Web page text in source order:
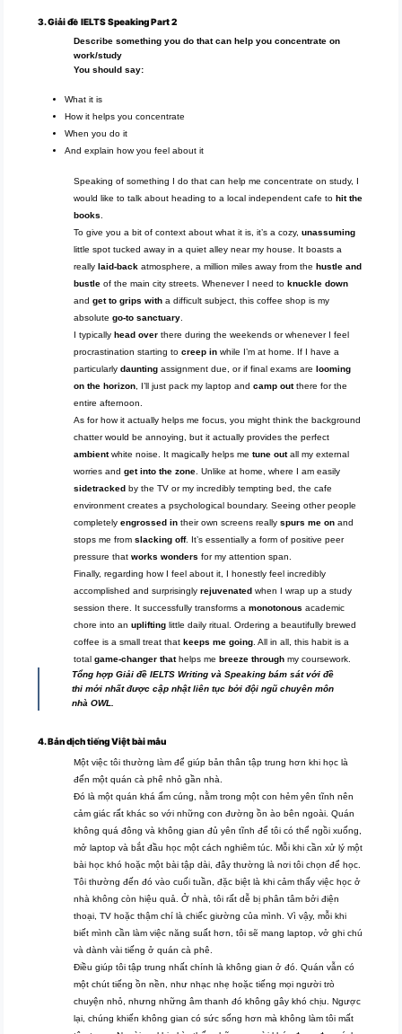
3. Giải đề IELTSSpeaking Part 2
Describe something you do that can help you concentrate on
work/study
You should say:
What it is
How it helps you concentrate
When you do it
And explain how you feel about it
Speaking of something I do that can help me concentrate on study, I
would like to talk about heading to a local independent cafe tohit the
books
To give you a bit of context about what it is, it’s a cozy,unassuming
little spot tucked away in a quiet alley near my house. It boasts a
reallylaid-back atmosphere, a million miles away from thehustle and
bustle of the main city streets. Whenever I need toknuckle down
andget to grips with a difficult subject, this coffee shop is my
absolutego-to sanctuary
I typicallyhead over there during the weekends or whenever I feel
procrastination starting tocreep in while I’m at home. If I have a
particularlydaunting assignment due, or if final exams arelooming
on the horizon , I’ll just pack my laptop andcamp outthere for the
entire afternoon.
As for how it actually helps me focus, you might think the background
chatter would be annoying, but it actually provides the perfect
ambientwhite noise. It magically helps metune outall my external
worries andget into the zone . Unlike at home, where I am easily
sidetracked by the TV or my incredibly tempting bed, the cafe
environment creates a psychological boundary. Seeing other people
completelyengrossed in their own screens reallyspurs me on and
stops me fromslacking off. It’s essentially a form of positive peer
pressure thatworks wonders for my attention span.
Finally, regarding how I feel about it, I honestly feel incredibly
accomplished and surprisinglyrejuvenated when I wrap up a study
session there. It successfully transforms amonotonous academic
chore into anuplifting little daily ritual. Ordering a beautifully brewed
coffee is a small treat thatkeeps me going . All in all, this habit is a
totalgame-changer thathelps mebreeze through my coursework.
Tổng hợp Giải đề IELTS Writing và Speaking bám sát với đề
thi mới nhất được cập nhật liên tục bởi đội ngũ chuyên môn
nhà OWL.
4. Bản dịch tiếng Việt bài mẫu
Một việc tôi thường làm để giúp bản thân tập trung hơn khi học là
đến một quán cà phê nhỏ gần nhà.
Đó là một quán khá ấm cúng, nằm trong một con hẻm yên tĩnh nên
cảm giác rất khác so với những con đường ồn ào bên ngoài. Quán
không quá đông và không gian đủ yên tĩnh để tôi có thể ngồi xuống,
mở laptop và bắt đầu học một cách nghiêm túc. Mỗi khi cần xử lý một
bài học khó hoặc một bài tập dài, đây thường là nơi tôi chọn để học.
Tôi thường đến đó vào cuối tuần, đặc biệt là khi cảm thấy việc học ở
nhà không còn hiệu quả. Ở nhà, tôi rất dễ bị phân tâm bởi điện
thoại, TV hoặc thậm chí là chiếc giường của mình. Vì vậy, mỗi khi
biết mình cần làm việc năng suất hơn, tôi sẽ mang laptop, vở ghi chú
và dành vài tiếng ở quán cà phê.
Điều giúp tôi tập trung nhất chính là không gian ở đó. Quán vẫn có
một chút tiếng ồn nền, như nhạc nhẹ hoặc tiếng mọi người trò
chuyện nhỏ, nhưng những âm thanh đó không gây khó chịu. Ngược
lại, chúng khiến không gian có sức sống hơn mà không làm tôi mất